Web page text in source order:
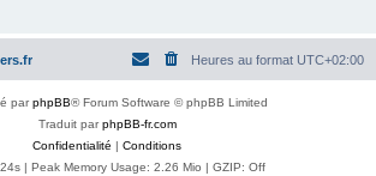
Heures au format UTC+02:00
parphpBB® Forum Software © phpBB Limited
Traduit parphpBB-fr.com
Confidentialité | Conditions
| Peak Memory Usage: 2.26 Mio | GZIP: Off